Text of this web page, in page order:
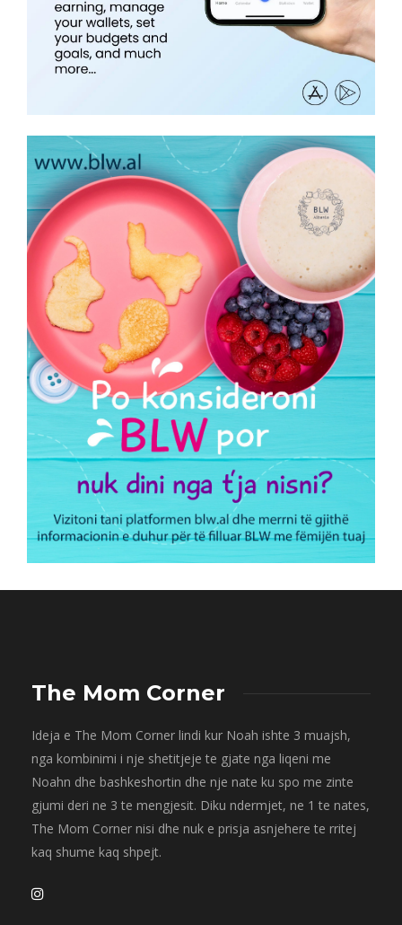
The Mom Corner
Ideja e The Mom Corner lindi kur Noah ishte 3 muajsh,
nga kombinimi i nje shetitjeje te gjate nga liqeni me
Noahn dhe bashkeshortin dhe nje nate ku spo me zinte
gjumi deri ne 3 te mengjesit. Diku ndermjet, ne 1 te nates,
The Mom Corner nisi dhe nuk e prisja asnjehere te rritej
kaq shume kaq shpejt.